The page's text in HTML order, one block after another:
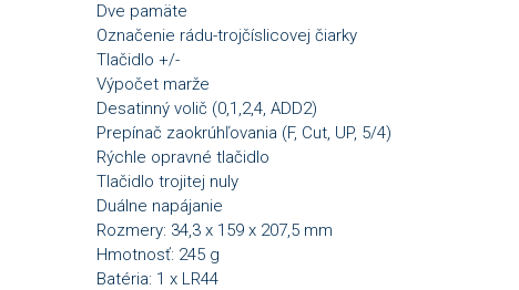
Dve pamäte
Označenie rádu-trojčíslicovej čiarky
Tlačidlo +/-
Výpočet marže
Desatinný volič (0,1,2,4, ADD2)
Prepínač zaokrúhľovania (F, Cut, UP, 5/4)
Rýchle opravné tlačidlo
Tlačidlo trojitej nuly
Duálne napájanie
Rozmery: 34,3 x 159 x 207,5 mm
Hmotnosť: 245 g
Batéria: 1 x LR44